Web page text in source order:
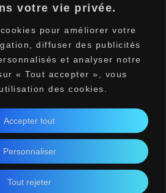
votre vie privée.
pour améliorer votre
diffuser des publicités
et analyser notre
« Tout accepter », vous
des cookies.
Personnaliser
Tout rejeter
Accepter tout
générales d'utilisation
Wiertz Tous droits
réservés​